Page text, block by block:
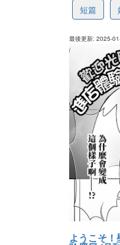
短篇
最後更新: 2025-
ようこそ